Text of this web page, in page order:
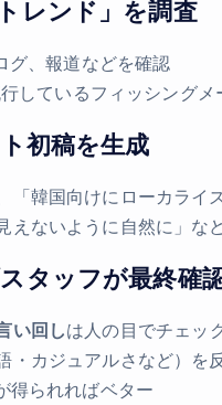
レンド」を調査
グ、報道などを確認
しているフィッシング
初稿を生成
「韓国向けにローカライ
えないように自然に」な
タッフが最終確
い回しは人の目でチェッ
・カジュアルさなど）を
得られればベター